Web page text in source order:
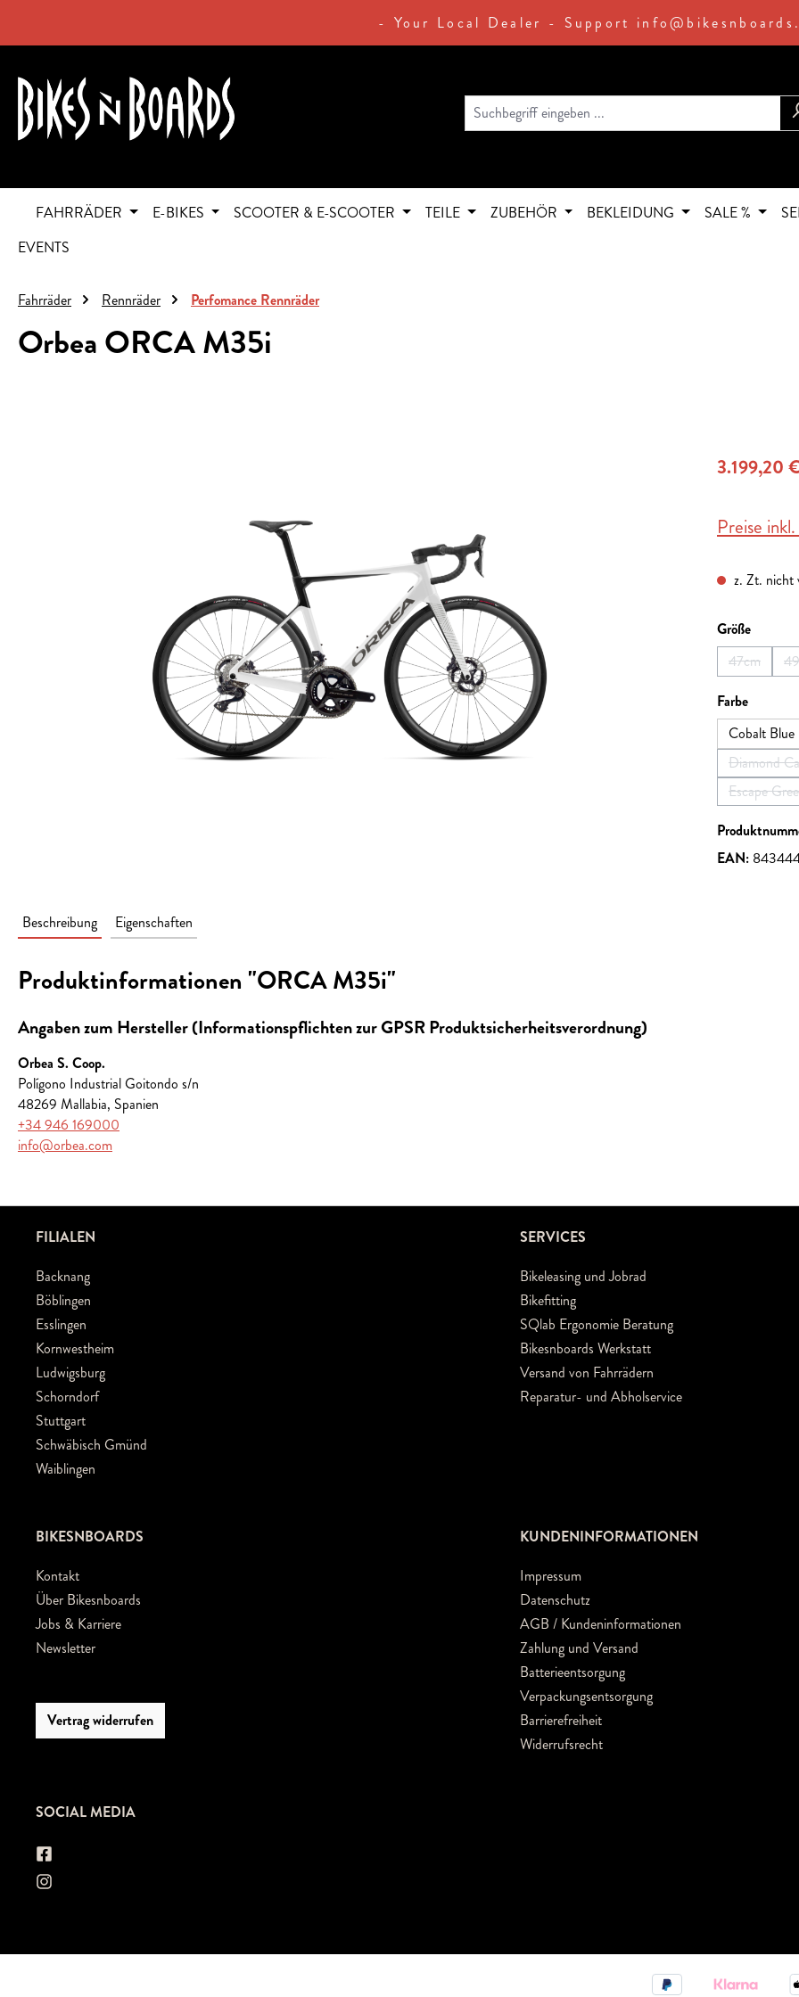
- Your Local Dealer - Support
FAHRRÄDER E-BIKES SCOOTER & E-SCOOTER TEILE ZUBEHÖR BEKLEIDUNG SALE %
EVENTS
Fahrräder Rennräder Perfomance Rennräder
Orbea ORCA M35i
3.199,20
Preise
z. Zt. nicht
Größe
47cm
(Diese
Farbeauswählen
Cobalt
Diamond
Escape
EAN:
Beschreibung Eigenschaften
Produktinformationen "ORCA M35i"
Angaben zum Hersteller (Informationspflichten zur GPSR Produktsicherheitsverordnung)
Orbea S. Coop.
Polígono Industrial Goitondo s/n
48269 Mallabia, Spanien
+34 946 169000
info@orbea.com
FILIALEN
Backnang
Böblingen
Esslingen
Kornwestheim
Ludwigsburg
Schorndorf
Stuttgart
Schwäbisch Gmünd
Waiblingen
SERVICES
Bikeleasing und Jobrad
Bikefitting
SQlab Ergonomie Beratung
Bikesnboards Werkstatt
Versand von Fahrrädern
Reparatur- und Abholservice
BIKESNBOARDS
Kontakt
Über Bikesnboards
Jobs & Karriere
Newsletter
Vertrag widerrufen
KUNDENINFORMATIONEN
Impressum
Datenschutz
AGB / Kundeninformationen
Zahlung und Versand
Batterieentsorgung
Verpackungsentsorgung
Barrierefreiheit
Widerrufsrecht
SOCIAL MEDIA